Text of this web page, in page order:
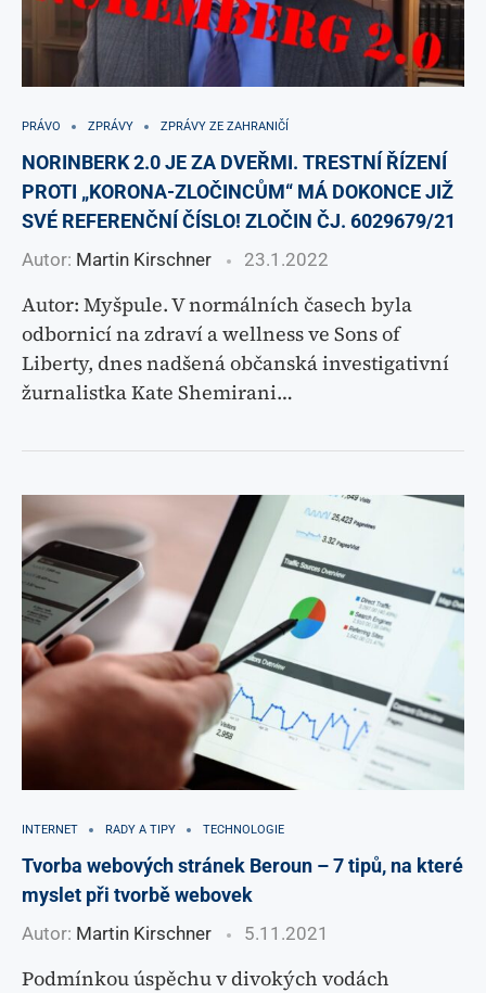
PRÁVO ZPRÁVY ZPRÁVY ZE ZAHRANIČÍ
NORINBERK 2.0 JE ZA DVEŘMI. TRESTNÍ ŘÍZENÍ
PROTI „KORONA-ZLOČINCŮM“ MÁ DOKONCE JIŽ
SVÉ REFERENČNÍ ČÍSLO! ZLOČIN ČJ. 6029679/21
Autor: Martin Kirschner 23.1.2022
Autor: Myšpule. V normálních časech byla
odbornicí na zdraví a wellness ve Sons of
Liberty, dnes nadšená občanská investigativní
žurnalistka Kate Shemirani…
INTERNET RADY A TIPY TECHNOLOGIE
Tvorba webových stránek Beroun – 7 tipů, na které
myslet při tvorbě webovek
Autor: Martin Kirschner 5.11.2021
Podmínkou úspěchu v divokých vodách